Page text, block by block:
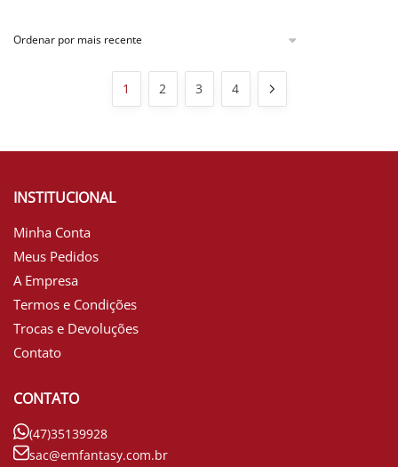
1 2 3 4
INSTITUCIONAL
Minha Conta
Meus Pedidos
A Empresa
Termos e Condições
Trocas e Devoluções
Contato
CONTATO
(47)35139928
sac@emfantasy.com.br